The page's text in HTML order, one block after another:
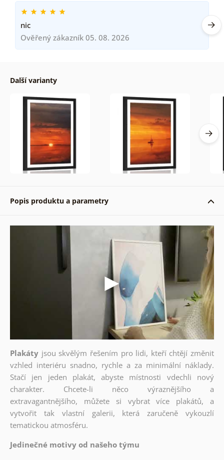
nic
Ověřený zákazník 05. 08. 2026
Další varianty
Popis produktu a parametry
Plakáty jsou skvělým řešením pro lidi, kteří chtějí změnit
vzhled interiéru snadno, rychle a za minimální náklady.
Stačí jen jeden plakát, abyste místnosti vdechli nový
charakter. Chcete-li něco výraznějšího a
extravagantnějšího, můžete si vybrat více plakátů, a
vytvořit tak vlastní galerii, která zaručeně vykouzlí
tematickou atmosféru.
Jedinečné motivy od našeho týmu